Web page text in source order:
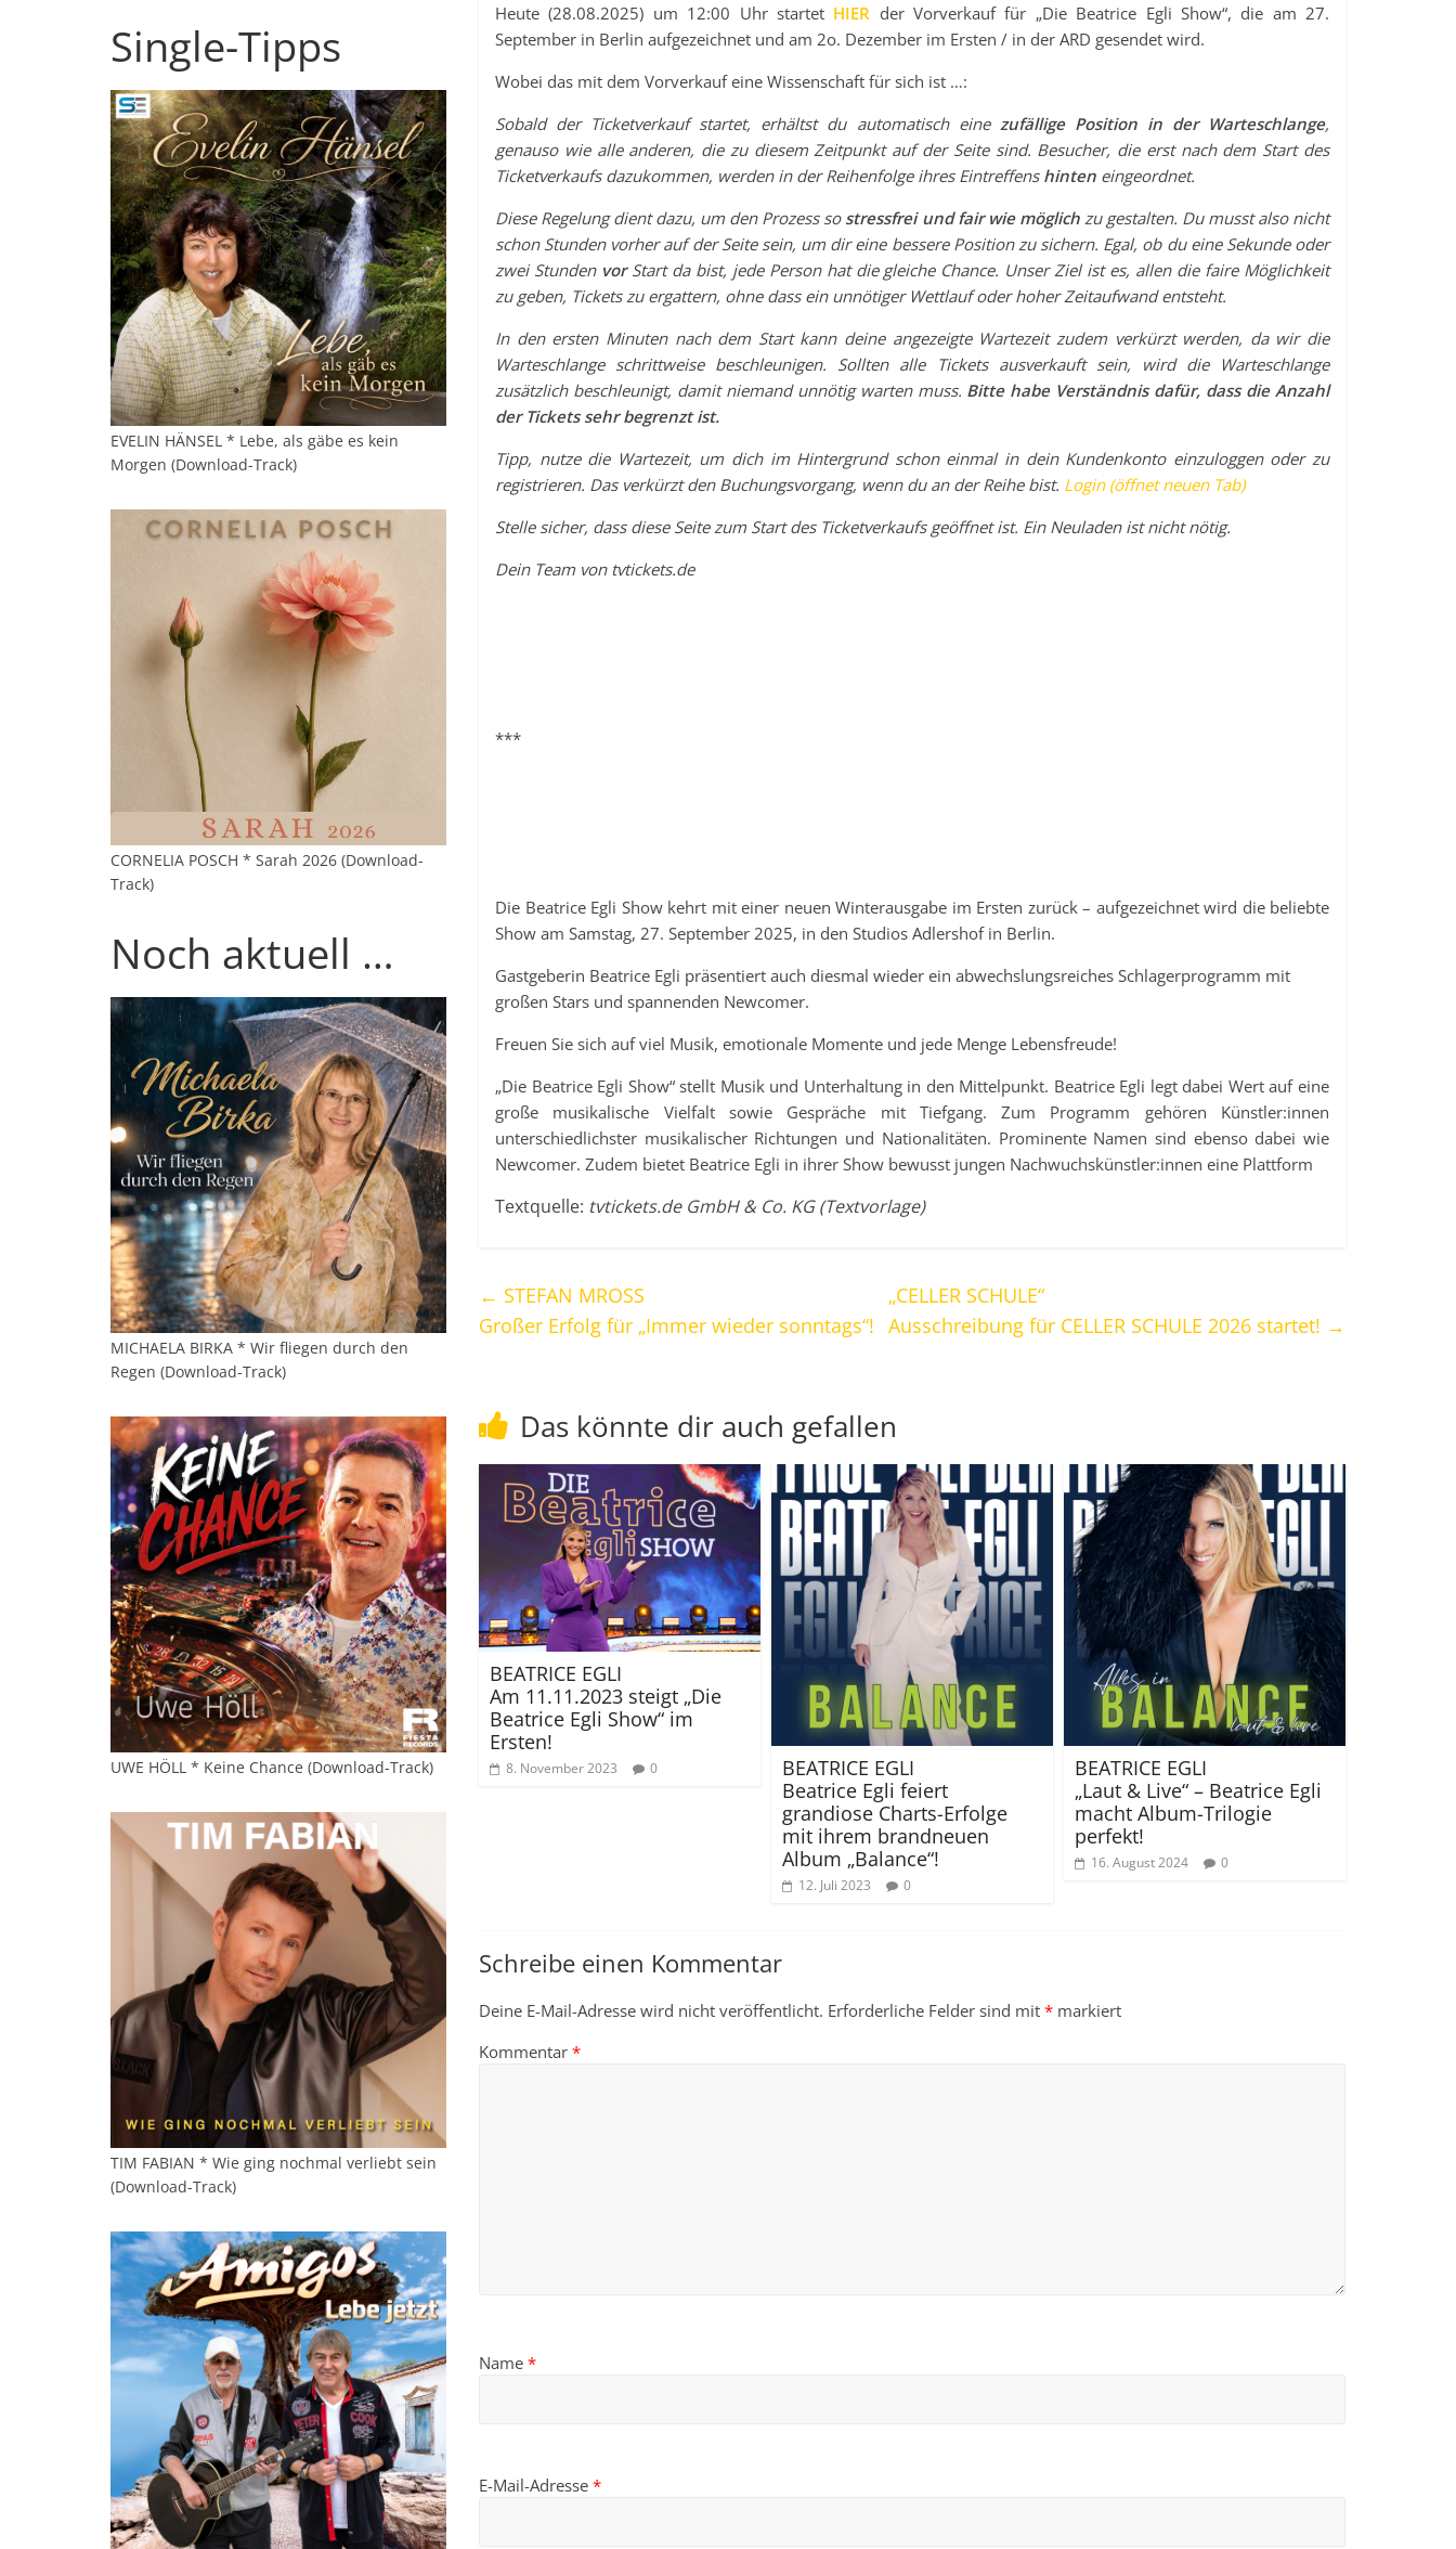
Heute (28.08.2025) um 12:00 Uhr startet HIER der Vorverkauf für „Die Beatrice Egli Show“, die am 27.
September in Berlin aufgezeichnet und am 2o. Dezember im Ersten / in der ARD gesendet wird.
Wobei das mit dem Vorverkauf eine Wissenschaft für sich ist …:
Sobald der Ticketverkauf startet, erhältst du automatisch eine zufällige Position in der Warteschlange,
genauso wie alle anderen, die zu diesem Zeitpunkt auf der Seite sind. Besucher, die erst nach dem Start des
Ticketverkaufs dazukommen, werden in der Reihenfolge ihres Eintreffens hinten eingeordnet.
Diese Regelung dient dazu, um den Prozess so stressfrei und fair wie möglichzu gestalten. Du musst also nicht
schon Stunden vorher auf der Seite sein, um dir eine bessere Position zu sichern. Egal, ob du eine Sekunde oder
zwei Stunden vorStart da bist, jede Person hat die gleiche Chance. Unser Ziel ist es, allen die faire Möglichkeit
zu geben, Tickets zu ergattern, ohne dass ein unnötiger Wettlauf oder hoher Zeitaufwand entsteht.
In den ersten Minuten nach dem Start kann deine angezeigte Wartezeit zudem verkürzt werden, da wir die
Warteschlange schrittweise beschleunigen. Sollten alle Tickets ausverkauft sein, wird die Warteschlange
zusätzlich beschleunigt, damit niemand unnötig warten muss. Bitte habe Verständnis dafür, dass die Anzahl
der Tickets sehr begrenzt ist.
Tipp, nutze die Wartezeit, um dich im Hintergrund schon einmal in dein Kundenkonto einzuloggen oder zu
registrieren. Das verkürzt den Buchungsvorgang, wenn du an der Reihe bist. Login (öffnet neuen Tab)
Stelle sicher, dass diese Seite zum Start des Ticketverkaufs geöffnet ist. Ein Neuladen ist nicht nötig.
Dein Team von tvtickets.de
***
Die Beatrice Egli Show kehrt mit einer neuen Winterausgabe im Ersten zurück – aufgezeichnet wird die beliebte
Show am Samstag, 27. September 2025, in den Studios Adlershof in Berlin.
Gastgeberin Beatrice Egli präsentiert auch diesmal wieder ein abwechslungsreiches Schlagerprogramm mit
großen Stars und spannenden Newcomer.
Freuen Sie sich auf viel Musik, emotionale Momente und jede Menge Lebensfreude!
„Die Beatrice Egli Show“ stellt Musik und Unterhaltung in den Mittelpunkt. Beatrice Egli legt dabei Wert auf eine
große musikalische Vielfalt sowie Gespräche mit Tiefgang. Zum Programm gehören Künstler:innen
unterschiedlichster musikalischer Richtungen und Nationalitäten. Prominente Namen sind ebenso dabei wie
Newcomer. Zudem bietet Beatrice Egli in ihrer Show bewusst jungen Nachwuchskünstler:innen eine Plattform
Textquelle: tvtickets.de GmbH & Co. KG (Textvorlage)
← STEFAN MROSS
Großer Erfolg für „Immer wieder sonntags“!
„CELLER SCHULE“
Ausschreibung für CELLER SCHULE 2026 startet! →
Das könnte dir auch gefallen
BEATRICE EGLI
Am 11.11.2023 steigt „Die
Beatrice Egli Show“ im
Ersten!
8. November 2023 0
BEATRICE EGLI
Beatrice Egli feiert
grandiose Charts-Erfolge
mit ihrem brandneuen
Album „Balance“!
12. Juli 2023 0
BEATRICE EGLI
„Laut & Live“ – Beatrice Egli
macht Album-Trilogie
perfekt!
16. August 2024 0
Schreibe einen Kommentar
Deine E-Mail-Adresse wird nicht veröffentlicht. Erforderliche Felder sind mit * markiert
Kommentar *
Name *
E-Mail-Adresse *
Single-Tipps
EVELIN HÄNSEL * Lebe, als gäbe es kein
Morgen (Download-Track)
CORNELIA POSCH * Sarah 2026 (Download-
Track)
Noch aktuell …
MICHAELA BIRKA * Wir fliegen durch den
Regen (Download-Track)
UWE HÖLL * Keine Chance (Download-Track)
TIM FABIAN * Wie ging nochmal verliebt sein
(Download-Track)